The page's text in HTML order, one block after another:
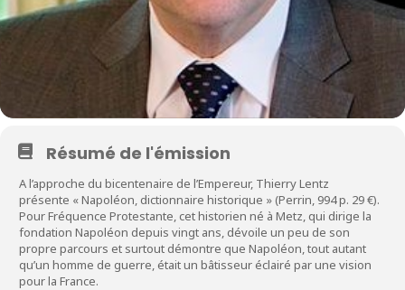
Résumé de l'émission
A l’approche du bicentenaire de l’Empereur, Thierry Lentz
présente « Napoléon, dictionnaire historique » (Perrin, 994 p. 29 €).
Pour Fréquence Protestante, cet historien né à Metz, qui dirige la
fondation Napoléon depuis vingt ans, dévoile un peu de son
propre parcours et surtout démontre que Napoléon, tout autant
qu’un homme de guerre, était un bâtisseur éclairé par une vision
pour la France.